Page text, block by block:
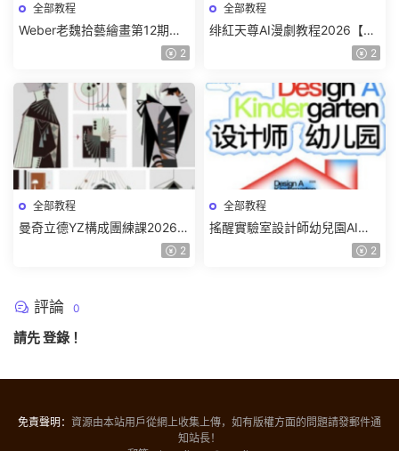
全部教程
Weber老魏拾藝繪畫第12期角
色特訓班【畫質不錯隻有視
2
全部教程
绯紅天尊AI漫劇教程2026【畫
2
全部教程
曼奇立德YZ構成團練課2026年
8月已結課【畫質高清有課件】
2
全部教程
搖醒實驗室設計師幼兒園AI軟
件基礎課2025【畫質不錯有素
2
評論 0
請先登錄 ！
免責聲明： 資源由本站用戶從網上收集上傳，如有版權方面的問題請發郵件通
知站長！